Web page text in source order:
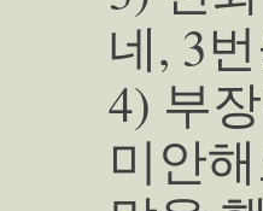
네, 3
4) 부
미안